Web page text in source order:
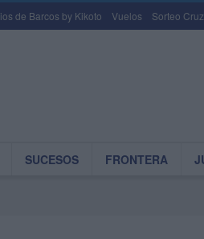
de Barcos by Kikoto Vuelos Sorteo
SUCESOS FRONTERA